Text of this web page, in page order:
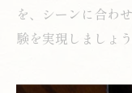
を、シーンに合わ
験を実現しましょう